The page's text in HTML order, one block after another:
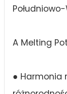
A Melting
● Harmonia